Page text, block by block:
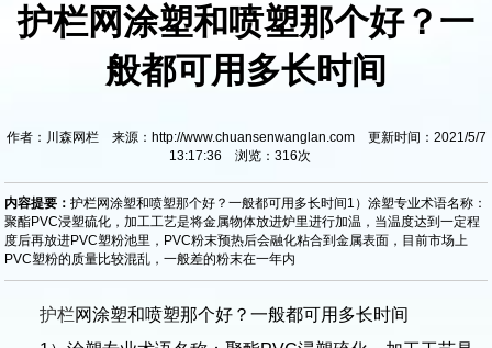
护栏网涂塑和喷塑那个好？一
般都可用多长时间
作者：川森网栏 来源：http://www.chuansenwanglan.com 更新时间：2021/5/7
13:17:36 浏览： 316次
内容提要：护栏网涂塑和喷塑那个好？一般都可用多长时间1）涂塑专业术语名称：
聚酯PVC浸塑硫化，加工工艺是将金属物体放进炉里进行加温，当温度达到一定程
度后再放进PVC塑粉池里，PVC粉末预热后会融化粘合到金属表面，目前市场上
PVC塑粉的质量比较混乱，一般差的粉末在一年内
护栏网涂塑和喷塑那个好？一般都可用多长时间